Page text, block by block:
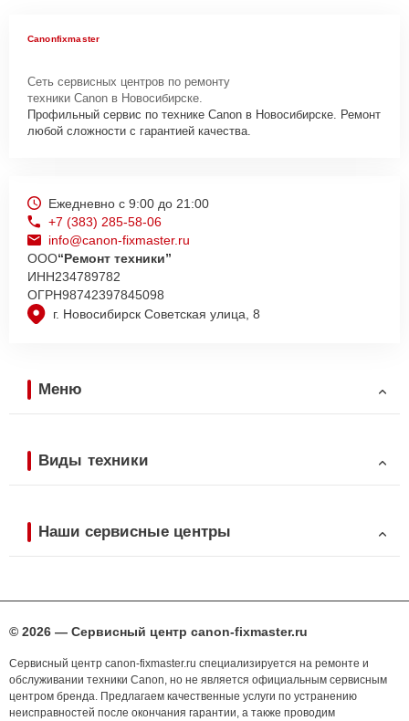
Canonfixmaster
Сеть сервисных центров по ремонту
техники Canon в Новосибирске.
Профильный сервис по технике Canon в Новосибирске. Ремонт
любой сложности с гарантией качества.
г. Новосибирск Советская улица, 8
Ежедневно с 9:00 до 21:00
+7 (383) 285-58-06
info@canon-fixmaster.ru
ООО“Ремонт техники”
ИНН234789782
ОГРН98742397845098
Меню
Виды техники
Наши сервисные центры
© 2026 — Сервисный центр canon-fixmaster.ru
Сервисный центр canon-fixmaster.ru специализируется на ремонте и
обслуживании техники Canon, но не является официальным сервисным
центром бренда. Предлагаем качественные услуги по устранению
неисправностей после окончания гарантии, а также проводим